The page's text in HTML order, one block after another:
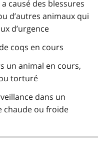
causé des blessures
d’autres animaux qui
d’urgence
coqs en cours
un animal en cours,
torturé
dans un
chaude ou froide